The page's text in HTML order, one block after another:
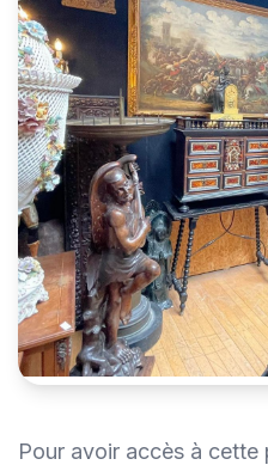
Pour avoir accès à